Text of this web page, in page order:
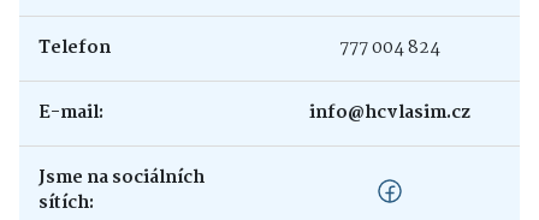
Telefon 777 004 824
E-mail: info@hcvlasim.cz
Jsme na sociálních
sítích: